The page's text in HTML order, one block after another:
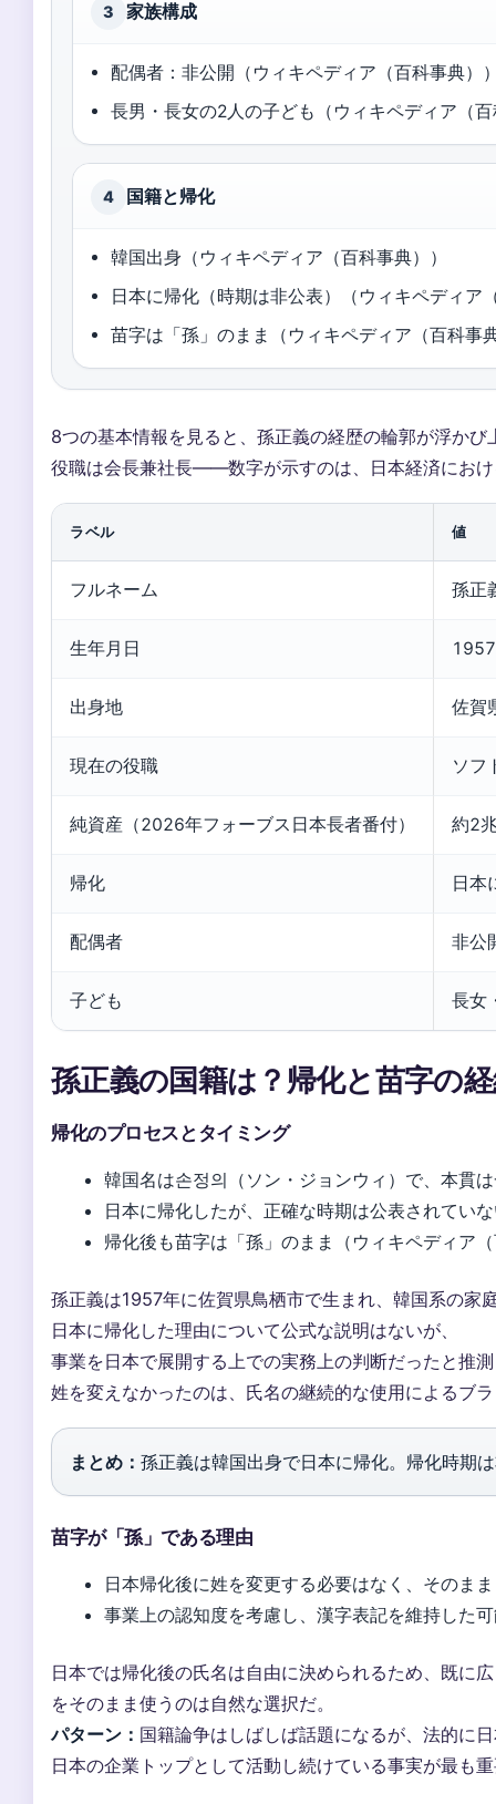
3 家族構成
配偶者：非公開（ウィキペディア（百科事典）
長男・長女の2人の子ども（ウィキペディア（
4 国籍と帰化
韓国出身（ウィキペディア（百科事典））
日本に帰化（時期は非公表）（ウィキペディア
苗字は「孫」のまま（ウィキペディア（百科事
8つの基本情報を見ると、孫正義の経歴の輪郭が浮か
役職は会長兼社長——数字が示すのは、日本経済にお
ラベル 値
フルネーム 孫正
生年月日
出身地 佐賀
現在の役職 ソフ
純資産（2026年フォーブス日本長者番付） 約2
帰化 日本
配偶者 非公
子ども 長女
孫正義の国籍は？帰化と苗字の
帰化のプロセスとタイミング
韓国名は손정의（ソン・ジョンウィ）で、本貫
日本に帰化したが、正確な時期は公表されてい
帰化後も苗字は「孫」のまま（ウィキペディア
孫正義は1957年に佐賀県鳥栖市で生まれ、韓国系の家
日本に帰化した理由について公式な説明はないが、
事業を日本で展開する上での実務上の判断だったと推
姓を変えなかったのは、氏名の継続的な使用によるブ
まとめ： 孫正義は韓国出身で日本に帰化。帰化時期
苗字が「孫」である理由
日本帰化後に姓を変更する必要はなく、そのま
事業上の認知度を考慮し、漢字表記を維持した
日本では帰化後の氏名は自由に決められるため、既に
をそのまま使うのは自然な選択だ。
パターン： 国籍論争はしばしば話題になるが、法的に
日本の企業トップとして活動し続けている事実が最も